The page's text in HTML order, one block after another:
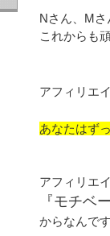
Nさん、Mさ
これからも
アフィリエ
あなたはず
アフィリエ
『モチベ
からなんです